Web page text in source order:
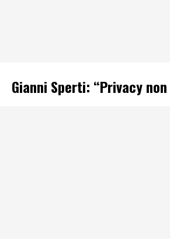
Gianni Sperti: “Privacy